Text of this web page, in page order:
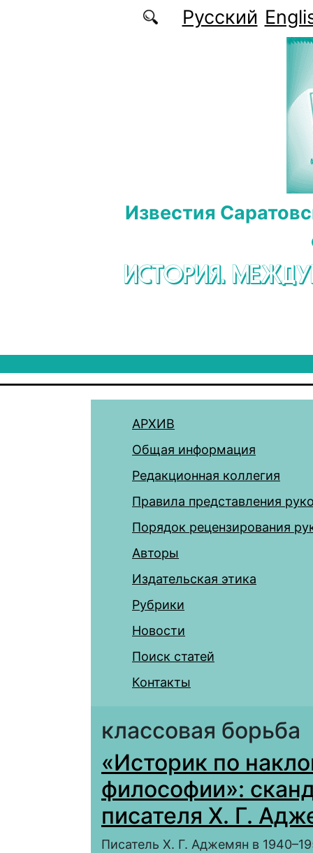
Перейти к основному содержаниюРусский
Известия
ИСТОРИЯ.
АРХИВ
Общая информация
Редакционная коллегия
Правила представления
Порядок рецензирования
Авторы
Издательская этика
Рубрики
Новости
Поиск статей
Контакты
классовая борьба
«Историк по
философии»:
писателя Х. Г.
Писатель Х. Г. Аджемян в